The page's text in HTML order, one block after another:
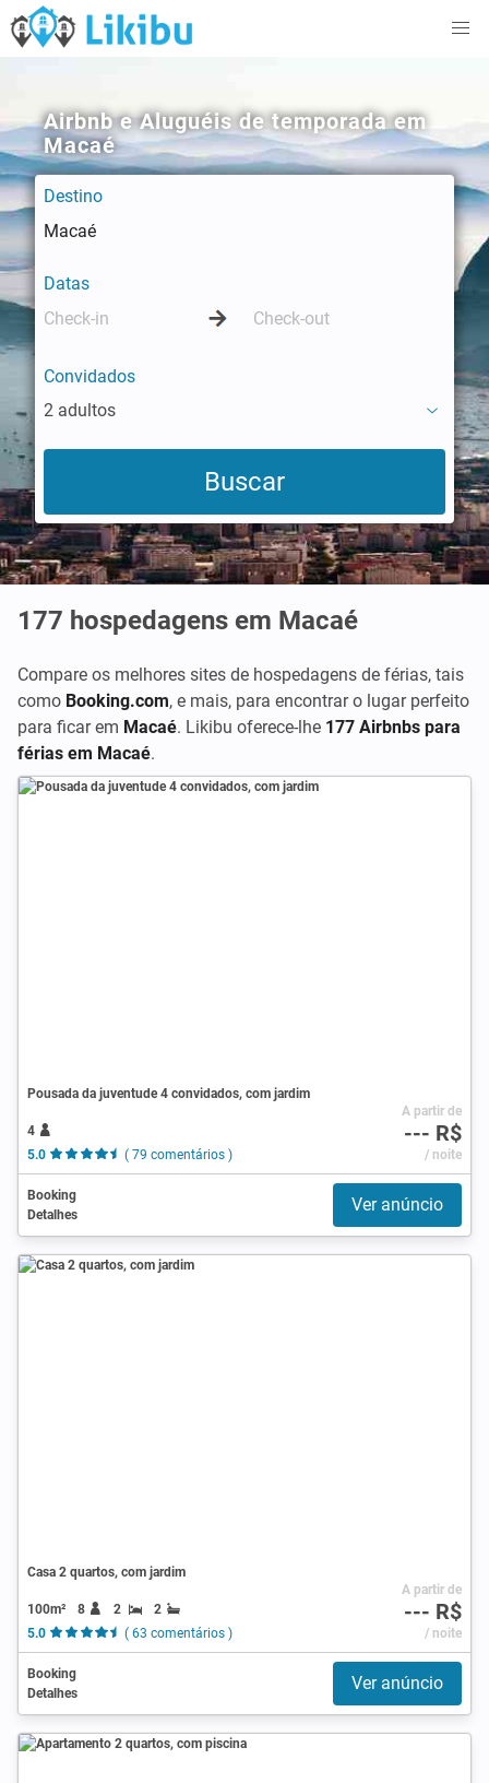
Airbnb e Aluguéis de temporada em
Macaé
Destino
Datas
Convidados
2 adultos
177 hospedagens em Macaé
Compare os melhores sites de hospedagens de férias, tais
como Booking.com, e mais, para encontrar o lugar perfeito
para ficar em Macaé. Likibu oferece-lhe 177 Airbnbs para
férias em Macaé.
Pousada da juventude 4 convidados, com jardim
4
5.0
( 79 comentários )
A partir de
--- R$
/ noite
Booking
Detalhes
Ver anúncio
Casa 2 quartos, com jardim
100m² 8 2
2
5.0
( 63 comentários )
A partir de
--- R$
/ noite
Booking
Detalhes
Ver anúncio